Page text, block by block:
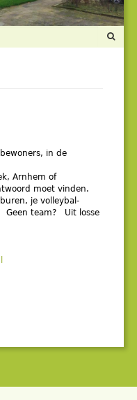
in de
Arnhem of
moet vinden.
je volleybal-
Geen team? Uit losse